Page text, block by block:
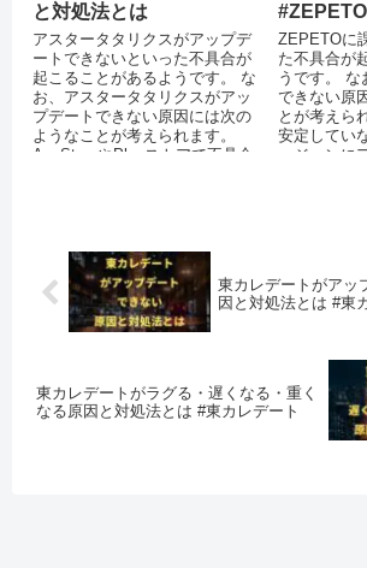
と対処法とは
アスタータタリクスがアップデ
ートできないといった不具合が
起こることがあるようです。 な
お、アスタータタリクスがアッ
プデートできない原因には次の
ようなことが考えられます。
AppStoreやPlayストアで不具合
#ZEPETO
ZEPETOに
た不具合が
うです。
できない原
とが考えら
安定してい
ージョンに
東カレデートがアッ
因と対処法とは #東
東カレデートがラグる・遅くなる・重く
なる原因と対処法とは #東カレデート